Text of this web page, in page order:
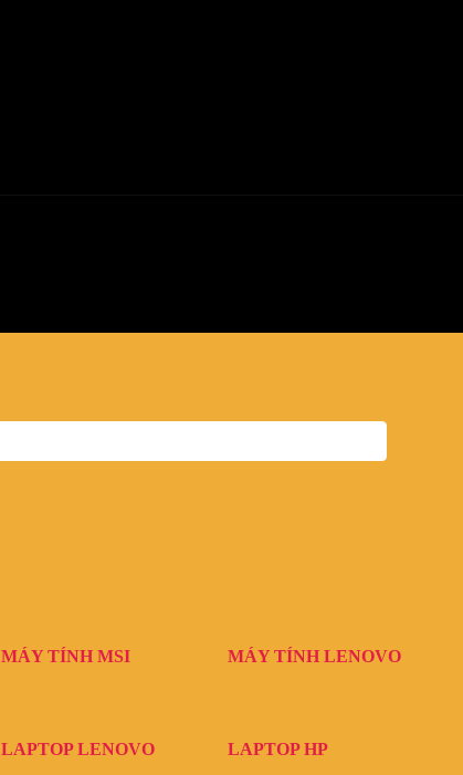
MÁY TÍNH MSI MÁY TÍNH LENOVO
LAPTOP LENOVO
LAPTOP HP